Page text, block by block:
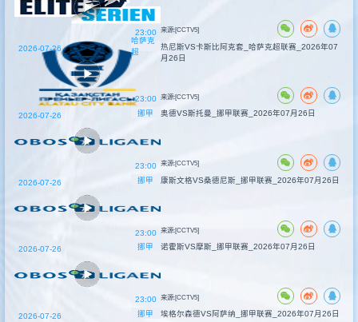
23:00 来源:[CCTV5]
哈萨克
超
23:00
2026-07-26
热尼斯VS卡斯比阿克套_哈萨克超联赛_2026年07
月26日
来源:[CCTV5]
挪甲
23:00
2026-07-26 奥德VS斯托曼_挪甲联赛_2026年07月26日
来源:[CCTV5]
挪甲
23:00
2026-07-26 康斯文格VS桑德尼斯_挪甲联赛_2026年07月26日
来源:[CCTV5]
挪甲
23:00
2026-07-26 诺霍斯VS摩斯_挪甲联赛_2026年07月26日
来源:[CCTV5]
挪甲
2026-07-26 埃格尔森德VS阿萨纳_挪甲联赛_2026年07月26日